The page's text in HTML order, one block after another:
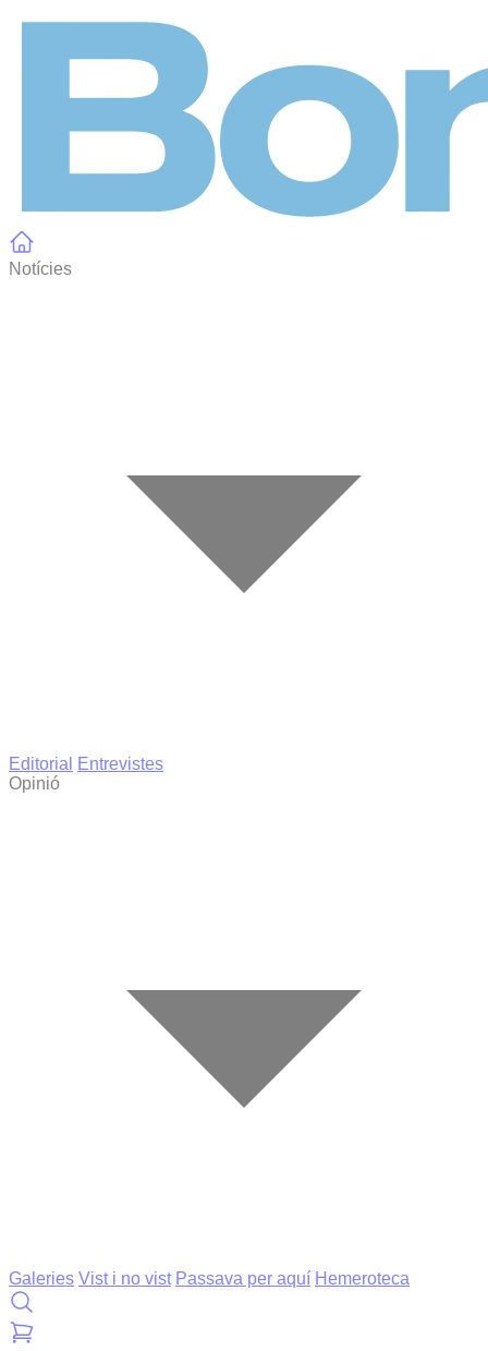
Notícies
Editorial
Entrevistes
Opinió
Galeries Vist i no vist Passava per aquí Hemeroteca